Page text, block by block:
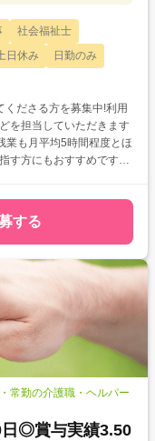
社会福祉士
日休み
日勤のみ
ださる方を募集中!利用
を担当していただきます
も月平均5時間程度とほ
す方にもおすすめです☆
する
常勤の介護職・ヘルパー
日◎賞与実績3.50